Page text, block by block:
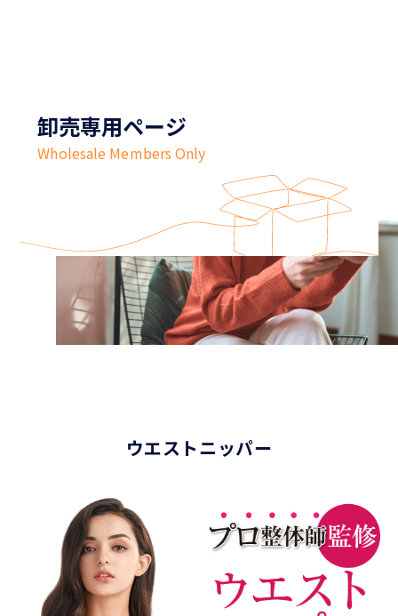
卸売専用ページ
Wholesale Members Only
ウエストニッパー